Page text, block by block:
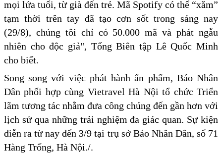
mọi lứa tuổi, từ già đến trẻ. Mã Spotify có thể “xăm”
tạm thời trên tay đã tạo cơn sốt trong sáng nay
(29/8), chúng tôi chỉ có 50.000 mã và phát ngẫu
nhiên cho độc giả", Tổng Biên tập Lê Quốc Minh
cho biết.
Song song với việc phát hành ấn phẩm, Báo Nhân
Dân phối hợp cùng Vietravel Hà Nội tổ chức Triển
lãm tương tác nhằm đưa công chúng đến gần hơn với
lịch sử qua những trải nghiệm đa giác quan. Sự kiện
diễn ra từ nay đến 3/9 tại trụ sở Báo Nhân Dân, số 71
Hàng Trống, Hà Nội./.